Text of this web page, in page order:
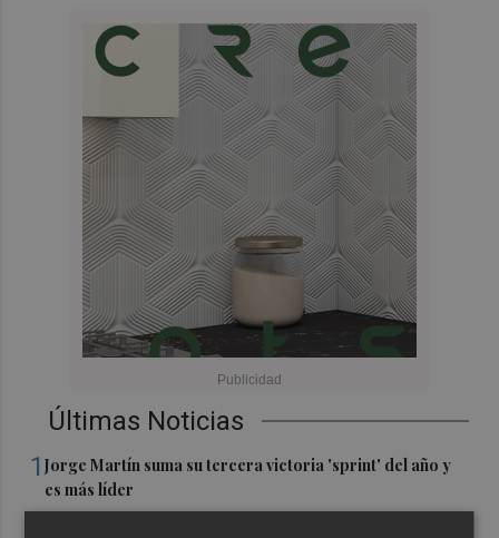
Últimas Noticias
1Jorge Martín suma su tercera victoria 'sprint' del año y
es más líder